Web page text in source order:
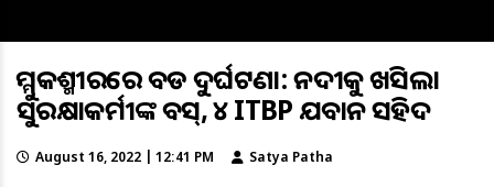
ଜମ୍ମୁକଶ୍ମୀରରେ ବଡ ଦୁର୍ଘଟଣା: ନଦୀକୁ ଖସିଲା
ସୁରକ୍ଷାକର୍ମୀଙ୍କ ବସ୍‌, ୪ ITBP ଯବାନ ସହିଦ
August 16, 2022 | 12:41 PM Satya Patha